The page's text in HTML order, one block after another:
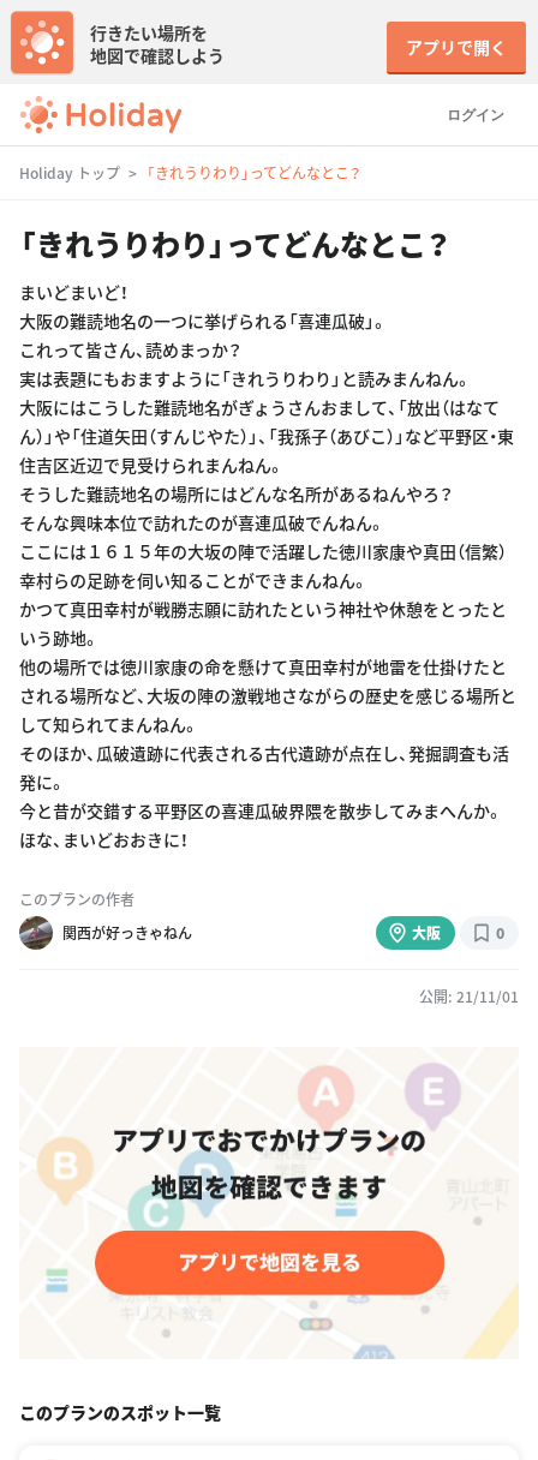
ログイン
行きたい場所を
地図で確認しよう
アプリで開く
Holiday トップ 「きれうりわり」ってどんなとこ？
「きれうりわり」ってどんなとこ？
まいどまいど！
大阪の難読地名の一つに挙げられる「喜連瓜破」。
これって皆さん、読めまっか？
実は表題にもおますように「きれうりわり」と読みまんねん。
大阪にはこうした難読地名がぎょうさんおまして、「放出（はなて
ん）」や「住道矢田（すんじやた）」、「我孫子（あびこ）」など平野区・東
住吉区近辺で見受けられまんねん。
そうした難読地名の場所にはどんな名所があるねんやろ？
そんな興味本位で訪れたのが喜連瓜破でんねん。
ここには１６１５年の大坂の陣で活躍した徳川家康や真田（信繁）
幸村らの足跡を伺い知ることができまんねん。
かつて真田幸村が戦勝志願に訪れたという神社や休憩をとったと
いう跡地。
他の場所では徳川家康の命を懸けて真田幸村が地雷を仕掛けたと
される場所など、大坂の陣の激戦地さながらの歴史を感じる場所と
して知られてまんねん。
そのほか、瓜破遺跡に代表される古代遺跡が点在し、発掘調査も活
発に。
今と昔が交錯する平野区の喜連瓜破界隈を散歩してみまへんか。
ほな、まいどおおきに！
このプランの作者
関西が好っきゃねん
大阪 0
公開: 21/11/01
このプランのスポット一覧